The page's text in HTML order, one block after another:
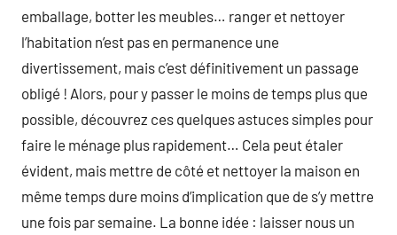
emballage, botter les meubles… ranger et nettoyer
l’habitation n’est pas en permanence une
divertissement, mais c’est définitivement un passage
obligé ! Alors, pour y passer le moins de temps plus que
possible, découvrez ces quelques astuces simples pour
faire le ménage plus rapidement… Cela peut étaler
évident, mais mettre de côté et nettoyer la maison en
même temps dure moins d’implication que de s’y mettre
une fois par semaine. La bonne idée : laisser nous un